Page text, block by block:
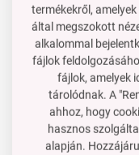
termékekről,
által megszokott
alkalommal
fájlok
fájlok, amelyek
tárolódnak. A
ahhoz, hogy
hasznos
alapján.